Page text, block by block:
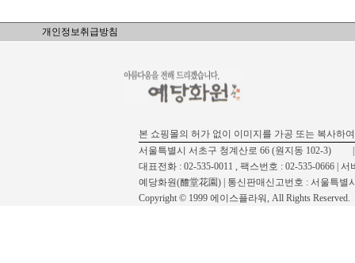
개인정보취급방침
본 쇼핑몰의 허가 없이 이미지를 가공 또는 복사하
서울특별시 서초구 청계산로 66 (원지동 102-3) |
대표전화 : 02-535-0011 , 팩스번호 : 02-535-0666 |
예당화원(醴堂花園) | 통신판매신고번호 : 서울특별
Copyright © 1999 에이스플라워, All Rights Reserved.